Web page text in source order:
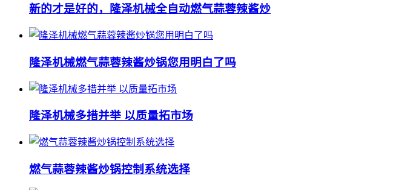
新的才是好的，隆泽机械全自动燃气蒜蓉辣酱炒
隆泽机械燃气蒜蓉辣酱炒锅您用明白了吗
隆泽机械多措并举 以质量拓市场
燃气蒜蓉辣酱炒锅控制系统选择